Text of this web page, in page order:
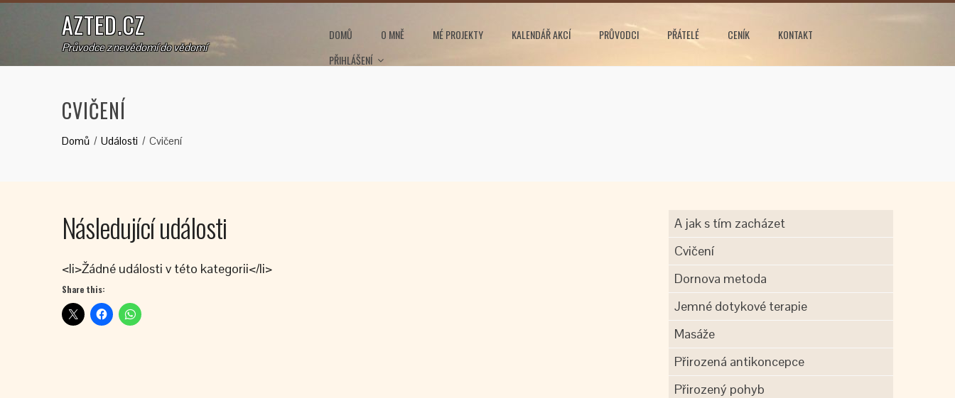
AZTED.CZ
Průvodce z nevědomí do vědomí
DOMŮ O MNĚ MÉ PROJEKTY KALENDÁŘ AKCÍ PRŮVODCI PŘÁTELÉ CENÍK
KONTAKT
PŘIHLÁŠENÍ
CVIČENÍ
Domů Události Cvičení
Následující události
<li>Žádné události v této kategorii</li>
Share this:
A jak s tím zacházet
Cvičení
Dornova metoda
Jemné dotykové terapie
Masáže
Přirozená antikoncepce
Přirozený pohyb